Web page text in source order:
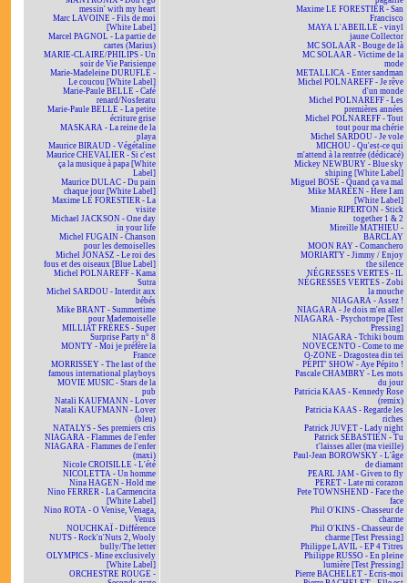
messin' with my heart
Marc LAVOINE - Fils de moi
[White Label]
Marcel PAGNOL - La partie de
cartes (Marius)
MARIE-CLAIRE/PHILIPS - Un
soir de Vie Parisienne
Marie-Madeleine DURUFLÉ -
Le coucou [White Label]
Marie-Paule BELLE - Café
renard/Nosferatu
Marie-Paule BELLE - La petite
écriture grise
MASKARA - La reine de la
playa
Maurice BIRAUD - Végétaline
Maurice CHEVALIER - Si c'est
ça la musique à papa [White
Label]
Maurice DULAC - Du pain
chaque jour [White Label]
Maxime LE FORESTIER - La
visite
Michael JACKSON - One day
in your life
Michel FUGAIN - Chanson
pour les demoiselles
Michel JONASZ - Le roi des
fous et des oiseaux [Blue Label]
Michel POLNAREFF - Kama
Sutra
Michel SARDOU - Interdit aux
bébés
Mike BRANT - Summertime
pour Mademoiselle
MILLIAT FRÈRES - Super
Surprise Party n° 8
MONTY - Moi je préfère la
France
MORRISSEY - The last of the
famous international playboys
MOVIE MUSIC - Stars de la
pub
Natali KAUFMANN - Lover
Natali KAUFMANN - Lover
(bleu)
NATALYS - Ses premiers cris
NIAGARA - Flammes de l'enfer
NIAGARA - Flammes de l'enfer
(maxi)
Nicole CROISILLE - L'été
NICOLETTA - Un homme
Nina HAGEN - Hold me
Nino FERRER - La Carmencita
[White Label]
Nino ROTA - O Venise, Venaga,
Venus
NOUCHKAÏ - Différence
NUTS - Rock'n'Nuts 2, Wooly
bully/The letter
OLYMPICS - Mine exclusively
[White Label]
ORCHESTRE ROUGE -
Maxime LE FORESTIER - San
Francisco
MAYA L'ABEILLE - vinyl
jaune Collector
MC SOLAAR - Bouge de là
MC SOLAAR - Victime de la
mode
METALLICA - Enter sandman
Michel POLNAREFF - Je rêve
d'un monde
Michel POLNAREFF - Les
premières années
Michel POLNAREFF - Tout
tout pour ma chérie
Michel SARDOU - Je vole
MICHOU - Qu'est-ce qui
m'attend à la rentrée (dédicacé)
Mickey NEWBURY - Blue sky
shining [White Label]
Miguel BOSÉ - Quand ça va mal
Mike MAREEN - Here I am
[White Label]
Minnie RIPERTON - Stick
together 1 & 2
Mireille MATHIEU -
BARCLAY
MOON RAY - Comanchero
MORIARTY - Jimmy / Enjoy
the silence
NÉGRESSES VERTES - IL
NÉGRESSES VERTES - Zobi
la mouche
NIAGARA - Assez !
NIAGARA - Je dois m'en aller
NIAGARA - Psychotrope [Test
Pressing]
NIAGARA - Tchiki boum
NOVECENTO - Come to me
O-ZONE - Dragostea din teï
PÉPIT' SHOW - Aye Pépito !
Pascale CHAMBRY - Les mots
du jour
Patricia KAAS - Kennedy Rose
(remix)
Patricia KAAS - Regarde les
riches
Patrick JUVET - Lady night
Patrick SÉBASTIEN - Tu
t'laisses aller (ma vieille)
Paul-Jean BOROWSKY - L'âge
de diamant
PEARL JAM - Given to fly
PERET - Late mi corazon
Pete TOWNSHEND - Face the
face
Phil O'KINS - Chasseur de
charme
Phil O'KINS - Chasseur de
charme [Test Pressing]
Philippe LAVIL - EP 4 Titres
Philippe RUSSO - En pleine
lumière [Test Pressing]
Pierre BACHELET - Écris-moi